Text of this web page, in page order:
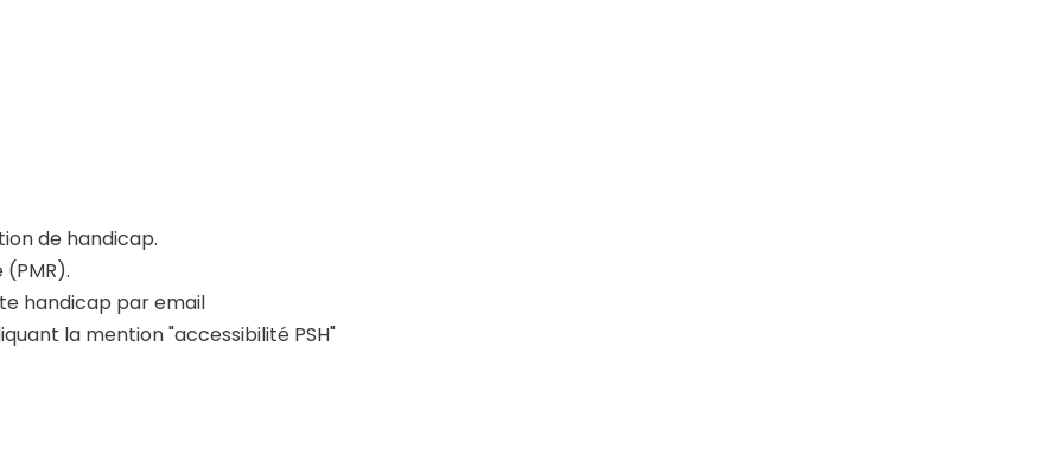
de handicap.
handicap par email
la mention "accessibilité PSH"